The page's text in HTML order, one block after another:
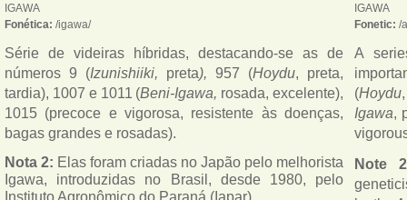
IGAWA
Fonética: /igawa/
Série de videiras híbridas, destacando-se as de
números 9 (Izunishiiki, preta), 957 (Hoydu, preta,
tardia), 1007 e 1011 (Beni-Igawa, rosada, excelente),
1015 (precoce e vigorosa, resistente às doenças,
bagas grandes e rosadas).
Nota 2: Elas foram criadas no Japão pelo melhorista
Igawa, introduzidas no Brasil, desde 1980, pelo
Instituto Agronômico do Paraná (Iapar).
IGAWA
Fonetic: /
A
(Hoydu
Igawa,
Note